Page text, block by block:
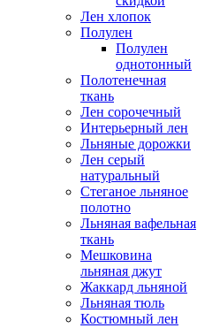
Лен хлопок
Полулен
Полулен
однотонный
Полотенечная
ткань
Лен сорочечный
Интерьерный лен
Льняные дорожки
Лен серый
натуральный
Стеганое льняное
полотно
Льняная вафельная
ткань
Мешковина
льняная джут
Жаккард льняной
Льняная тюль
Костюмный лен